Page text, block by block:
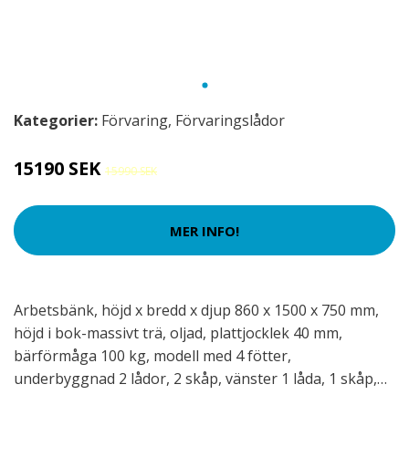
Kategorier: Förvaring, Förvaringslådor
15190 SEK 15990 SEK
MER INFO!
Arbetsbänk, höjd x bredd x djup 860 x 1500 x 750 mm,
höjd i bok-massivt trä, oljad, plattjocklek 40 mm,
bärförmåga 100 kg, modell med 4 fötter,
underbyggnad 2 lådor, 2 skåp, vänster 1 låda, 1 skåp,…